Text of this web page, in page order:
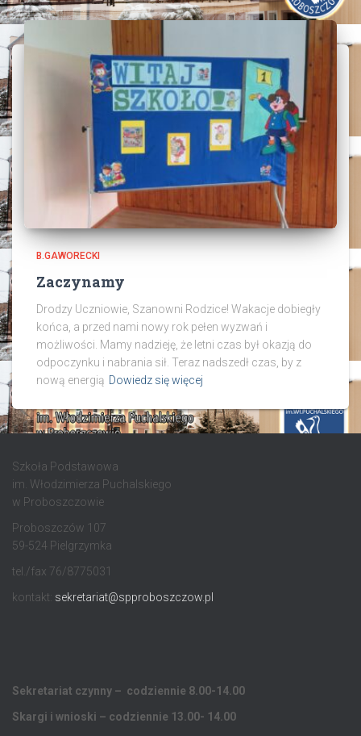
B.GAWORECKI
Zaczynamy
Drodzy Uczniowie, Szanowni Rodzice! Wakacje dobiegły
końca, a przed nami nowy rok pełen wyzwań i
możliwości. Mamy nadzieję, że letni czas był okazją do
odpoczynku i nabrania sił. Teraz nadszedł czas, by z
nową energią Dowiedz się więcej
Szkoła Podstawowa
im. Włodzimierza Puchalskiego
w Proboszczowie
Proboszczów 107
59-524 Pielgrzymka
tel./fax 76/8775031
kontakt: sekretariat@spproboszczow.pl
Sekretariat czynny – codziennie 8.00-14.00
Skargi i wnioski – codziennie 13.00- 14.00